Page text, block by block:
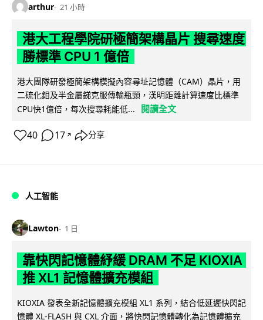
arthur 21 小時
港大工程學院研極簡架構晶片 搜尋速度
勝標準 CPU 1 億倍
港大團隊研發極簡架構模擬內容尋址記憶體（CAM）晶片，用
二硫化鉬及半金屬銻克服傳輸瓶頸，漢明距離計算速度比標準
CPU快1億倍，每次搜尋耗能低...
閱讀全文
40 17 ↗ 分享
人工智能
Lawton 1 日
靠快閃記憶體紓緩 DRAM 不足 KIOXIA
推 XL1 記憶體擴充模組
KIOXIA 發表全新記憶體擴充模組 XL1 系列，結合低延遲快閃記
憶體 XL-FLASH 與 CXL 介面，將快閃記憶體轉化為記憶體擴充